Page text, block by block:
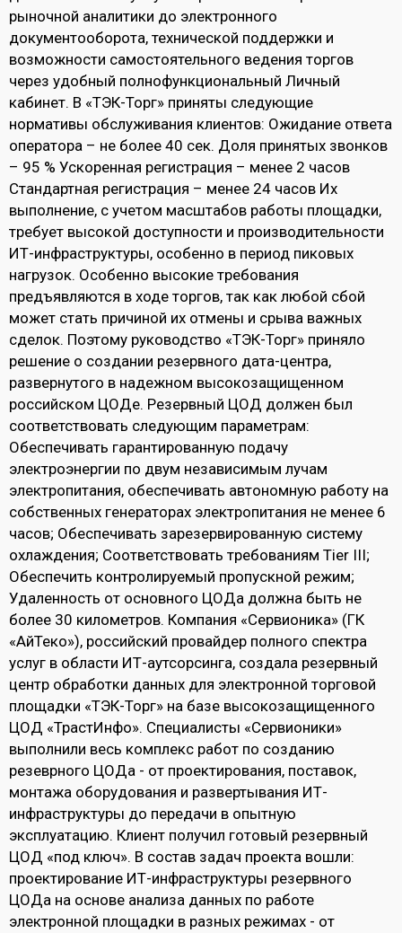
рыночной аналитики до электронного
документооборота, технической поддержки и
возможности самостоятельного ведения торгов
через удобный полнофункциональный Личный
кабинет. В «ТЭК-Торг» приняты следующие
нормативы обслуживания клиентов: Ожидание ответа
оператора – не более 40 сек. Доля принятых звонков
– 95 % Ускоренная регистрация – менее 2 часов
Стандартная регистрация – менее 24 часов Их
выполнение, с учетом масштабов работы площадки,
требует высокой доступности и производительности
ИТ-инфраструктуры, особенно в период пиковых
нагрузок. Особенно высокие требования
предъявляются в ходе торгов, так как любой сбой
может стать причиной их отмены и срыва важных
сделок. Поэтому руководство «ТЭК-Торг» приняло
решение о создании резервного дата-центра,
развернутого в надежном высокозащищенном
российском ЦОДе. Резервный ЦОД должен был
соответствовать следующим параметрам:
Обеспечивать гарантированную подачу
электроэнергии по двум независимым лучам
электропитания, обеспечивать автономную работу на
собственных генераторах электропитания не менее 6
часов; Обеспечивать зарезервированную систему
охлаждения; Соответствовать требованиям Tier III;
Обеспечить контролируемый пропускной режим;
Удаленность от основного ЦОДа должна быть не
более 30 километров. Компания «Сервионика» (ГК
«АйТеко»), российский провайдер полного спектра
услуг в области ИТ-аутсорсинга, создала резервный
центр обработки данных для электронной торговой
площадки «ТЭК-Торг» на базе высокозащищенного
ЦОД «ТрастИнфо». Специалисты «Сервионики»
выполнили весь комплекс работ по созданию
резеврного ЦОДа - от проектирования, поставок,
монтажа оборудования и развертывания ИТ-
инфраструктуры до передачи в опытную
эксплуатацию. Клиент получил готовый резервный
ЦОД «под ключ». В состав задач проекта вошли:
проектирование ИТ-инфраструктуры резервного
ЦОДа на основе анализа данных по работе
электронной площадки в разных режимах - от